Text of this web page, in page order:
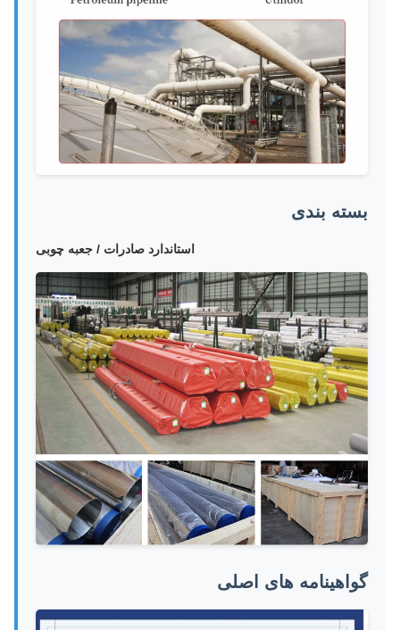
بسته بندی
استاندارد صادرات / جعبه چوبی
گواهینامه های اصلی